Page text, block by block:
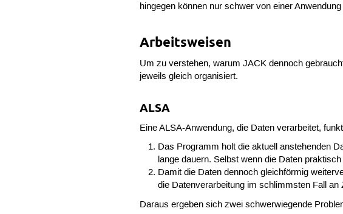
hingegen können nur schwer von einer
Arbeitsweisen
Um zu verstehen, warum JACK dennoch
jeweils gleich organisiert.
ALSA
Eine ALSA-Anwendung, die Daten verarbeitet,
Das Programm holt die aktuell anstehenden
lange dauern. Selbst wenn die Daten
Damit die Daten dennoch gleichförmig
die Datenverarbeitung im schlimmsten Fall an
Daraus ergeben sich zwei schwerwiegende